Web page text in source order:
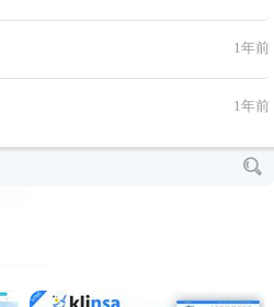
1年前
1年前